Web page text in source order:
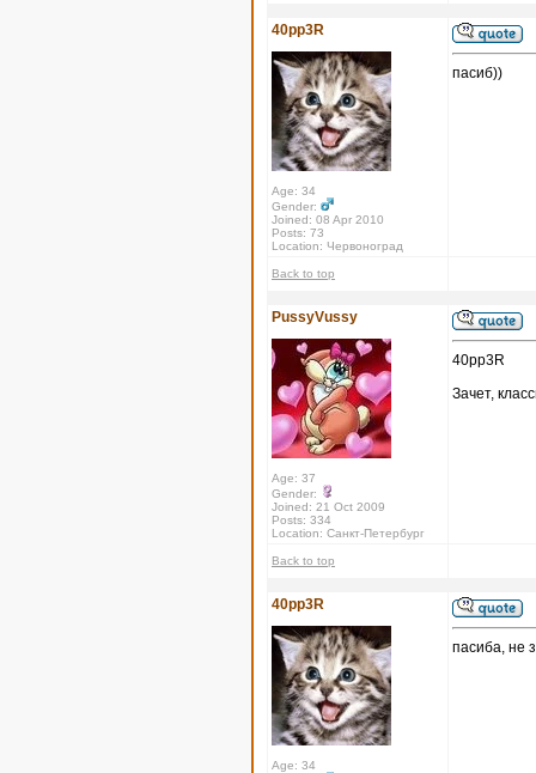
40pp3R
Age: 34
Gender:
Joined: 08 Apr 2010
Posts: 73
Location: Червоноград
пасиб))
Back to top
PussyVussy
Age: 37
Gender:
Joined: 21 Oct 2009
Posts: 334
Location: Санкт-Петербург
40pp3R
Зачет,
Back to top
40pp3R
Age: 34
пасиба, не